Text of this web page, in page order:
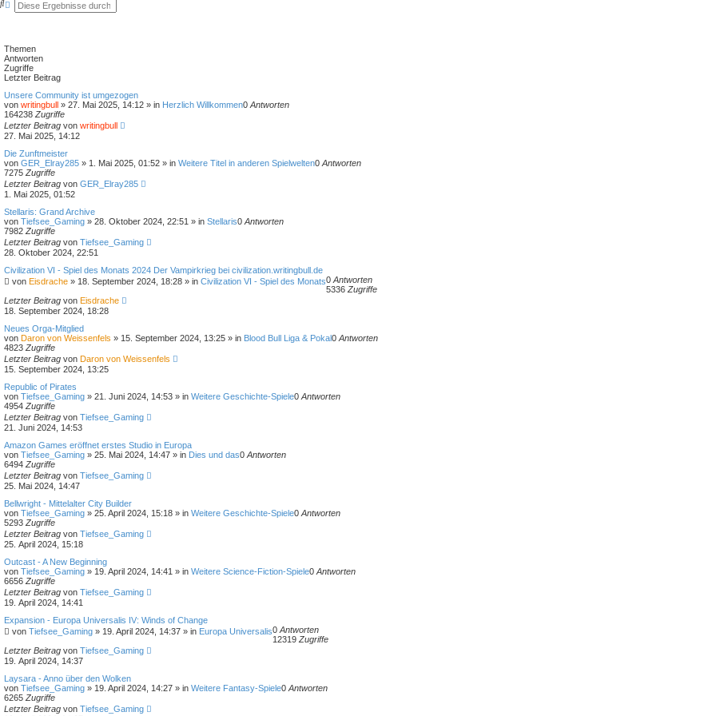
S E
t
e
r
t
S
u
c
h
e
Themen
Antworten
Zugriffe
Letzter Beitrag
Unsere Community ist umgezogen
von writingbull » 27. Mai 2025, 14:12 » in Herzlich Willkommen0 Antworten
164238 Zugriffe
Letzter Beitrag von writingbull
27. Mai 2025, 14:12
Die Zunftmeister
von GER_Elray285 » 1. Mai 2025, 01:52 » in Weitere Titel in anderen Spielwelten0 Antworten
7275 Zugriffe
Letzter Beitrag von GER_Elray285
1. Mai 2025, 01:52
Stellaris: Grand Archive
von Tiefsee_Gaming » 28. Oktober 2024, 22:51 » in Stellaris0 Antworten
7982 Zugriffe
Letzter Beitrag von Tiefsee_Gaming
28. Oktober 2024, 22:51
Civilization VI - Spiel des Monats 2024 Der Vampirkrieg bei civilization.writingbull.de
von Eisdrache » 18. September 2024, 18:28 » in Civilization VI - Spiel des Monats0 Antworten
5336 Zugriffe
Letzter Beitrag von Eisdrache
18. September 2024, 18:28
Neues Orga-Mitglied
von Daron von Weissenfels » 15. September 2024, 13:25 » in Blood Bull Liga & Pokal0 Antworten
4823 Zugriffe
Letzter Beitrag von Daron von Weissenfels
15. September 2024, 13:25
Republic of Pirates
von Tiefsee_Gaming » 21. Juni 2024, 14:53 » in Weitere Geschichte-Spiele0 Antworten
4954 Zugriffe
Letzter Beitrag von Tiefsee_Gaming
21. Juni 2024, 14:53
Amazon Games eröffnet erstes Studio in Europa
von Tiefsee_Gaming » 25. Mai 2024, 14:47 » in Dies und das0 Antworten
6494 Zugriffe
Letzter Beitrag von Tiefsee_Gaming
25. Mai 2024, 14:47
Bellwright - Mittelalter City Builder
von Tiefsee_Gaming » 25. April 2024, 15:18 » in Weitere Geschichte-Spiele0 Antworten
5293 Zugriffe
Letzter Beitrag von Tiefsee_Gaming
25. April 2024, 15:18
Outcast - A New Beginning
von Tiefsee_Gaming » 19. April 2024, 14:41 » in Weitere Science-Fiction-Spiele0 Antworten
6656 Zugriffe
Letzter Beitrag von Tiefsee_Gaming
19. April 2024, 14:41
Expansion - Europa Universalis IV: Winds of Change
von Tiefsee_Gaming » 19. April 2024, 14:37 » in Europa Universalis0 Antworten
12319 Zugriffe
Letzter Beitrag von Tiefsee_Gaming
19. April 2024, 14:37
Laysara - Anno über den Wolken
von Tiefsee_Gaming » 19. April 2024, 14:27 » in Weitere Fantasy-Spiele0 Antworten
6265 Zugriffe
Letzter Beitrag von Tiefsee_Gaming